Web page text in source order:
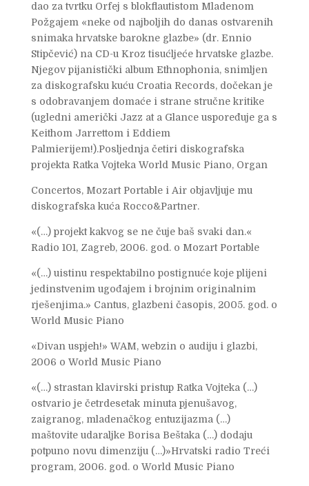
dao za tvrtku Orfej s blokflautistom Mladenom
Požgajem «neke od najboljih do danas ostvarenih
snimaka hrvatske barokne glazbe» (dr. Ennio
Stipčević) na CD-u Kroz tisućljeće hrvatske glazbe.
Njegov pijanistički album Ethnophonia, snimljen
za diskografsku kuću Croatia Records, dočekan je
s odobravanjem domaće i strane stručne kritike
(ugledni američki Jazz at a Glance uspoređuje ga s
Keithom Jarrettom i Eddiem
Palmierijem!).Posljednja četiri diskografska
projekta Ratka Vojteka World Music Piano, Organ
Concertos, Mozart Portable i Air objavljuje mu
diskografska kuća Rocco&Partner.
«(…) projekt kakvog se ne čuje baš svaki dan.«
Radio 101, Zagreb, 2006. god. o Mozart Portable
«(…) uistinu respektabilno postignuće koje plijeni
jedinstvenim ugođajem i brojnim originalnim
rješenjima.» Cantus, glazbeni časopis, 2005. god. o
World Music Piano
«Divan uspjeh!» WAM, webzin o audiju i glazbi,
2006 o World Music Piano
«(…) strastan klavirski pristup Ratka Vojteka (…)
ostvario je četrdesetak minuta pjenušavog,
zaigranog, mladenačkog entuzijazma (…)
maštovite udaraljke Borisa Beštaka (…) dodaju
potpuno novu dimenziju (…)»Hrvatski radio Treći
program, 2006. god. o World Music Piano